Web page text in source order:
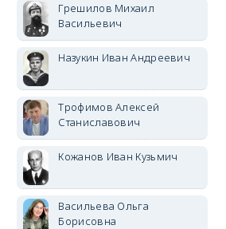
Грешилов Михаил
Васильевич
Назукин Иван Андреевич
Трофимов Алексей
Станиславович
Кожанов Иван Кузьмич
Васильева Ольга
Борисовна